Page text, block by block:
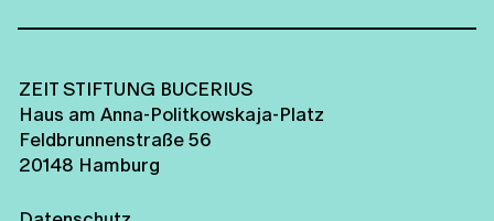
ZEIT STIFTUNG BUCERIUS
Haus am Anna-Politkowskaja-Platz
Feldbrunnenstraße 56
20148 Hamburg